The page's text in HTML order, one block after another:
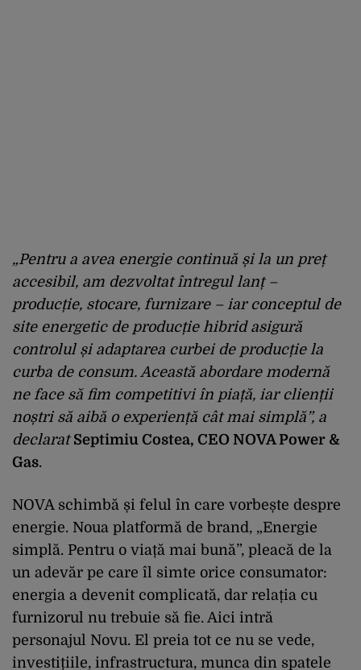
„Pentru a avea energie continuă și la un preț
accesibil, am dezvoltat întregul lanț –
producție, stocare, furnizare – iar conceptul de
site energetic de producție hibrid asigură
controlul și adaptarea curbei de producție la
curba de consum. Această abordare modernă
ne face să fim competitivi în piață, iar clienții
noștri să aibă o experiență cât mai simplă”, a
declaratSeptimiu Costea, CEO NOVA Power &
Gas.
NOVA schimbă și felul în care vorbește despre
energie. Noua platformă de brand, „Energie
simplă. Pentru o viață mai bună”, pleacă de la
un adevăr pe care îl simte orice consumator:
energia a devenit complicată, dar relația cu
furnizorul nu trebuie să fie. Aici intră
personajul Novu. El preia tot ce nu se vede,
investițiile, infrastructura, munca din spatele